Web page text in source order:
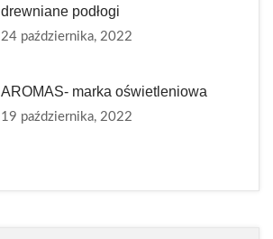
drewniane podłogi
24 października, 2022
AROMAS- marka oświetleniowa
19 października, 2022